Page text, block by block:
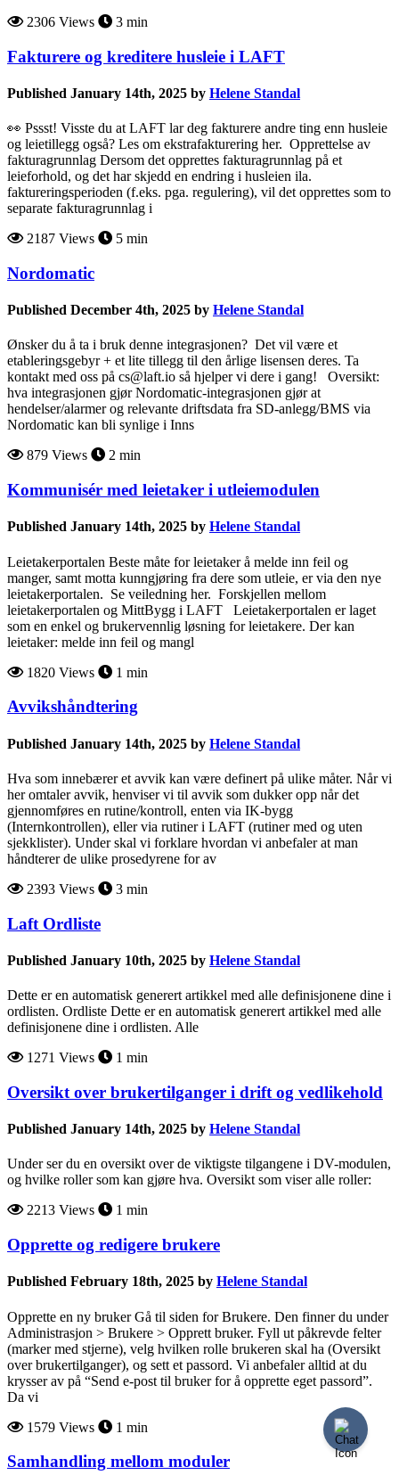
2306 Views
3 min
Fakturere og kreditere husleie i LAFT
Published January 14th, 2025 by Helene Standal
👀 Pssst! Visste du at LAFT lar deg fakturere andre ting enn husleie
og leietillegg også? Les om ekstrafakturering her. Opprettelse av
fakturagrunnlag Dersom det opprettes fakturagrunnlag på et
leieforhold, og det har skjedd en endring i husleien ila.
faktureringsperioden (f.eks. pga. regulering), vil det opprettes som to
separate fakturagrunnlag i
2187 Views
5 min
Nordomatic
Published December 4th, 2025 by Helene Standal
Ønsker du å ta i bruk denne integrasjonen? Det vil være et
etableringsgebyr + et lite tillegg til den årlige lisensen deres. Ta
kontakt med oss på cs@laft.io så hjelper vi dere i gang! Oversikt:
hva integrasjonen gjør Nordomatic-integrasjonen gjør at
hendelser/alarmer og relevante driftsdata fra SD-anlegg/BMS via
Nordomatic kan bli synlige i Inns
879 Views
2 min
Kommunisér med leietaker i utleiemodulen
Published January 14th, 2025 by Helene Standal
Leietakerportalen Beste måte for leietaker å melde inn feil og
manger, samt motta kunngjøring fra dere som utleie, er via den nye
leietakerportalen. Se veiledning her. Forskjellen mellom
leietakerportalen og MittBygg i LAFT Leietakerportalen er laget
som en enkel og brukervennlig løsning for leietakere. Der kan
leietaker: melde inn feil og mangl
1820 Views
1 min
Avvikshåndtering
Published January 14th, 2025 by Helene Standal
Hva som innebærer et avvik kan være definert på ulike måter. Når vi
her omtaler avvik, henviser vi til avvik som dukker opp når det
gjennomføres en rutine/kontroll, enten via IK-bygg
(Internkontrollen), eller via rutiner i LAFT (rutiner med og uten
sjekklister). Under skal vi forklare hvordan vi anbefaler at man
håndterer de ulike prosedyrene for av
2393 Views
3 min
Laft Ordliste
Published January 10th, 2025 by Helene Standal
Dette er en automatisk generert artikkel med alle definisjonene dine i
ordlisten. Ordliste Dette er en automatisk generert artikkel med alle
definisjonene dine i ordlisten. Alle
1271 Views
1 min
Oversikt over brukertilganger i drift og vedlikehold
Published January 14th, 2025 by Helene Standal
Under ser du en oversikt over de viktigste tilgangene i DV-modulen,
og hvilke roller som kan gjøre hva. Oversikt som viser alle roller:
2213 Views
1 min
Opprette og redigere brukere
Published February 18th, 2025 by Helene Standal
Opprette en ny bruker Gå til siden for Brukere. Den finner du under
Administrasjon > Brukere > Opprett bruker. Fyll ut påkrevde felter
(marker med stjerne), velg hvilken rolle brukeren skal ha (Oversikt
over brukertilganger), og sett et passord. Vi anbefaler alltid at du
krysser av på “Send e-post til bruker for å opprette eget passord”.
Da vi
1579 Views
1 min
Samhandling mellom moduler